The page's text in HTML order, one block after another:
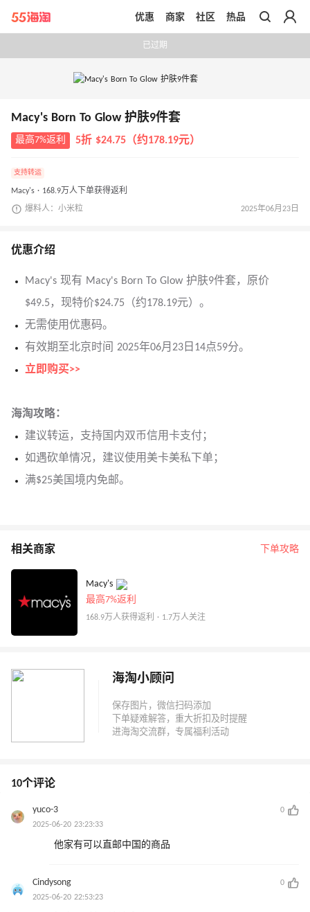
带你去官网买正品
优惠 商家 社区 热品
已过期
Macy's Born To Glow 护肤9件套
最高7%返利 5折 $24.75（约178.19元）
支持转运
Macy's · 168.9万人下单获得返利
爆料人：小米粒 2025年06月23日
优惠介绍
Macy's 现有 Macy's Born To Glow 护肤9件套，原价
$49.5，现特价$24.75（约178.19元）。
无需使用优惠码。
有效期至北京时间 2025年06月23日14点59分。
立即购买>>
海淘攻略：
建议转运，支持国内双币信用卡支付；
如遇砍单情况，建议使用美卡美私下单；
满$25美国境内免邮。
相关商家 下单攻略
Macy's
最高7%返利
168.9万人获得返利 · 1.7万人关注
海淘小顾问
10个评论
yuco-3
0
2025-06-20 23:23:33
他家有可以直邮中国的商品
Cindysong
0
2025-06-20 22:53:23